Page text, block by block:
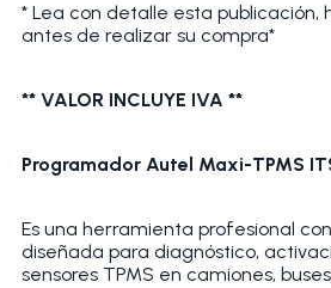
* Lea con detalle esta publicación,
antes de realizar su compra*
** VALOR INCLUYE IVA **
Programador Autel Maxi-TPMS
Es una herramienta profesional
diseñada para diagnóstico,
sensores TPMS en camiones,